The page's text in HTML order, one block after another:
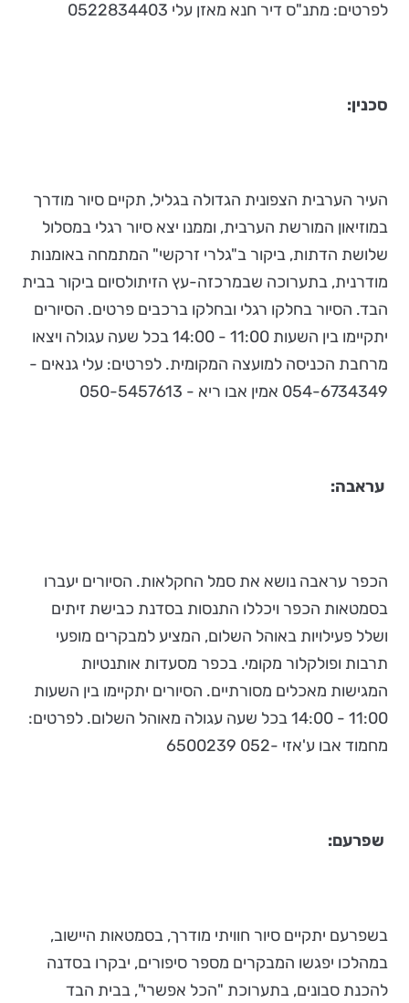
לפרטים: מתנ"ס דיר חנא מאזן עלי 0522834403
סכנין:
העיר הערבית הצפונית הגדולה בגליל, תקיים סיור מודרך
במוזיאון המורשת הערבית, וממנו יצא סיור רגלי במסלול
שלושת הדתות, ביקור ב"גלרי זרקשי" המתמחה באומנות
מודרנית, בתערוכה שבמרכזה-עץ הזיתולסיום ביקור בבית
הבד. הסיור בחלקו רגלי ובחלקו ברכבים פרטים. הסיורים
יתקיימו בין השעות 11:00 - 14:00 בכל שעה עגולה ויצאו
מרחבת הכניסה למועצה המקומית. לפרטים: עלי גנאים -
054-6734349 אמין אבו ריא - 050-5457613
עראבה:
הכפר עראבה נושא את סמל החקלאות. הסיורים יעברו
בסמטאות הכפר ויכללו התנסות בסדנת כבישת זיתים
ושלל פעילויות באוהל השלום, המציע למבקרים מופעי
תרבות ופולקלור מקומי. בכפר מסעדות אותנטיות
המגישות מאכלים מסורתיים. הסיורים יתקיימו בין השעות
11:00 - 14:00 בכל שעה עגולה מאוהל השלום. לפרטים:
מחמוד אבו ע'אזי -052 6500239
שפרעם:
בשפרעם יתקיים סיור חוויתי מודרך, בסמטאות היישוב,
במהלכו יפגשו המבקרים מספר סיפורים, יבקרו בסדנה
להכנת סבונים, בתערוכת "הכל אפשרי", בבית הבד